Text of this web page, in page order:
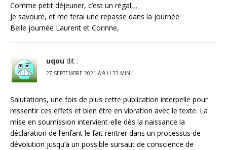
Comme petit déjeuner, c’est un régal,,,
Je savoure, et me ferai une repasse dans la journée
Belle journée Laurent et Corinne,
uqou dit :
27 SEPTEMBRE 2021 À 9 H 33 MIN
Salutations, une fois de plus cette publication interpelle pour
ressentir ces effets et bien être en vibration avec le texte. La
mise en soumission intervient-elle dès la naissance la
déclaration de l’enfant le fait rentrer dans un processus de
dévolution jusqu’à un possible sursaut de conscience de